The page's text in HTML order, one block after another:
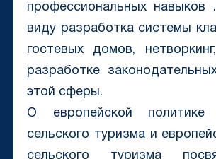
профессиональных навыков
виду разработка системы
гостевых домов,
разработке
этой сферы.
О европейской политике
сельского туризма и
сельского туризма